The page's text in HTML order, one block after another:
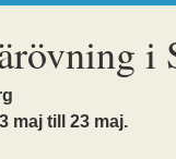
i
maj till 23 maj.